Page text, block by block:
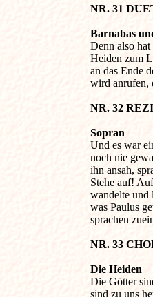
NR. 31
Barnabas
Denn also
Heiden zum
an das Ende
wird anrufen,
NR. 32
Sopran
Und es war
noch nie
ihn ansah,
Stehe auf!
wandelte und
was Paulus
sprachen
NR. 33
Die Heiden
Die Götter
sind zu uns